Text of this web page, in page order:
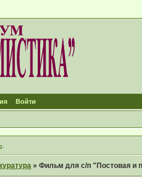
Войти
.
»Фильм для с/п "Постовая и